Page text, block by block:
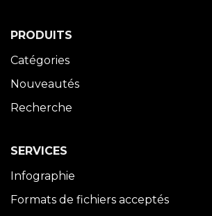
PRODUITS
Catégories
Nouveautés
Recherche
SERVICES
Infographie
Formats de fichiers acceptés